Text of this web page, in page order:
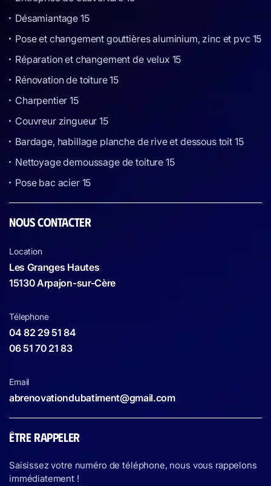
Désamiantage 15
Pose et changement gouttières aluminium, zinc et pvc 15
Réparation et changement de velux 15
Rénovation de toiture 15
Charpentier 15
Couvreur zingueur 15
Bardage, habillage planche de rive et dessous toit 15
Nettoyage demoussage de toiture 15
Pose bac acier 15
NOUS CONTACTER
Location
Les Granges Hautes
15130 Arpajon-sur-Cère
Télephone
04 82 29 51 84
06 51 70 21 83
Email
abrenovationdubatiment@gmail.com
ÊTRE RAPPELER
Saisissez votre numéro de téléphone, nous vous rappelons
immédiatement !